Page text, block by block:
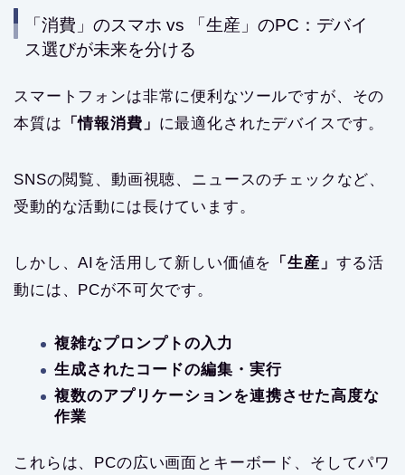
「消費」のスマホ vs 「生産」のPC：デバイ
ス選びが未来を分ける
スマートフォンは非常に便利なツールですが、その
本質は 「情報消費」 に最適化されたデバイスです。
SNSの閲覧、動画視聴、ニュースのチェックなど、
受動的な活動には長けています。
しかし、AIを活用して新しい価値を 「生産」 する活
動には、PCが不可欠です。
複雑なプロンプトの入力
生成されたコードの編集・実行
複数のアプリケーションを連携させた高度な
作業
これらは、PCの広い画面とキーボード、そしてパワ